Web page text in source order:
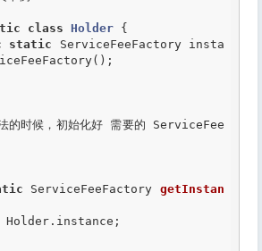
class Holder {
static ServiceFeeFactory insta
ServiceFeeFactory getInstan
Holder.instance;